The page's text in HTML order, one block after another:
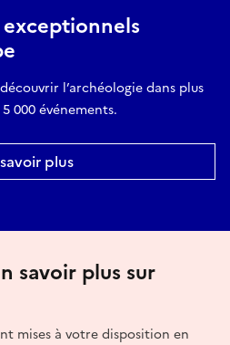
l’archéologie dans plus
000 événements.
plus
savoir plus sur
mises à votre disposition en